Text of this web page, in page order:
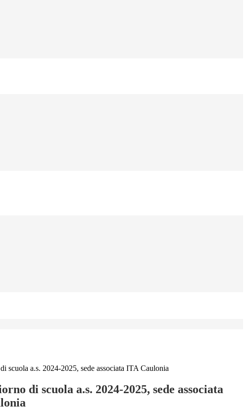
scuola a.s. 2024-2025, sede associata ITA Caulonia
di scuola a.s. 2024-2025, sede associata